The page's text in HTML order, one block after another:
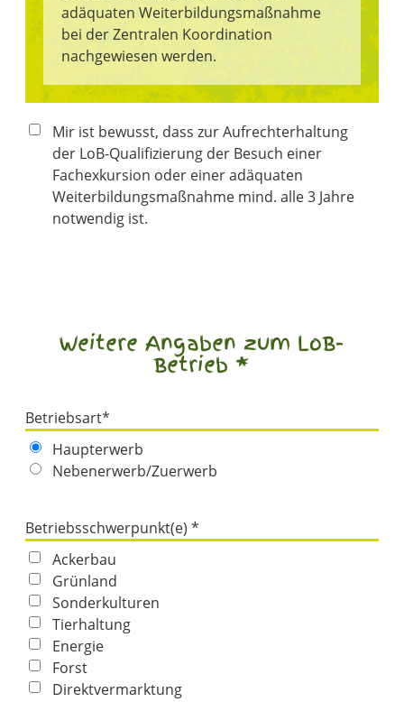
adäquaten Weiterbildungsmaßnahme
bei der Zentralen Koordination
nachgewiesen werden.
Mir ist bewusst, dass zur Aufrechterhaltung
der LoB-Qualifizierung der Besuch einer
Fachexkursion oder einer adäquaten
Weiterbildungsmaßnahme mind. alle 3 Jahre
notwendig ist.
Weitere Angaben zum LoB-
Betrieb *
Betriebsart*
Haupterwerb
Nebenerwerb/Zuerwerb
Betriebsschwerpunkt(e) *
Ackerbau
Grünland
Sonderkulturen
Tierhaltung
Energie
Forst
Direktvermarktung